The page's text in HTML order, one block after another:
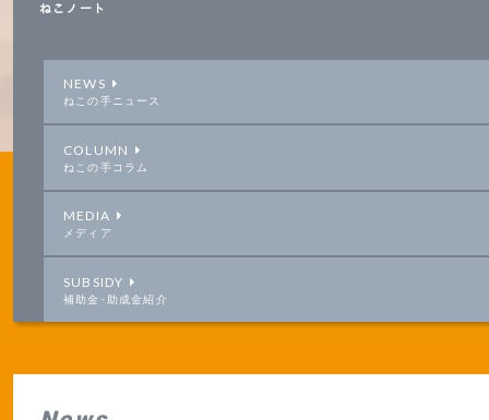
ねこノート
NEWS
ねこの手ニュース
COLUMN
ねこの手コラム
MEDIA
メディア
SUBSIDY
補助金･助成金紹介